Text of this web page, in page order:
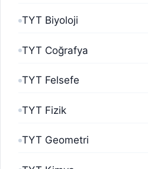
TYT Biyoloji
TYT Coğrafya
TYT Felsefe
TYT Fizik
TYT Geometri